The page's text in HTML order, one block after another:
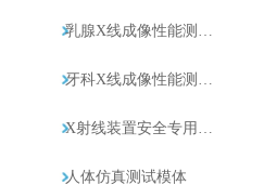
人体仿真测试模体